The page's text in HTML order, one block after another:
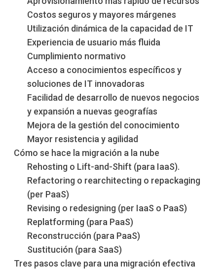
Costos seguros y mayores márgenes
Utilización dinámica de la capacidad de IT
Experiencia de usuario más fluida
Cumplimiento normativo
Acceso a conocimientos específicos y
soluciones de IT innovadoras
Facilidad de desarrollo de nuevos negocios
y expansión a nuevas geografías
Mejora de la gestión del conocimiento
Mayor resistencia y agilidad
Cómo se hace la migración a la nube
Rehosting o Lift-and-Shift (para IaaS).
Refactoring o rearchitecting o repackaging
(per PaaS)
Revising o redesigning (per IaaS o PaaS)
Replatforming (para PaaS)
Reconstrucción (para PaaS)
Sustitución (para SaaS)
Tres pasos clave para una migración efectiva